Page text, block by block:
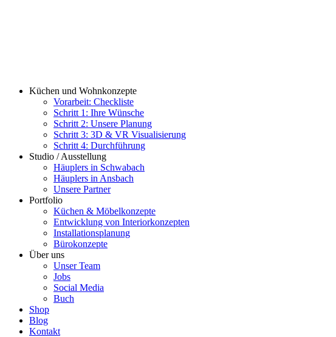
Küchen und Wohnkonzepte
Vorarbeit: Checkliste
Schritt 1: Ihre Wünsche
Schritt 2: Unsere Planung
Schritt 3: 3D & VR Visualisierung
Schritt 4: Durchführung
Studio / Ausstellung
Häuplers in Schwabach
Häuplers in Ansbach
Unsere Partner
Portfolio
Küchen & Möbelkonzepte
Entwicklung von Interiorkonzepten
Installationsplanung
Bürokonzepte
Über uns
Unser Team
Jobs
Social Media
Buch
Shop
Blog
Kontakt